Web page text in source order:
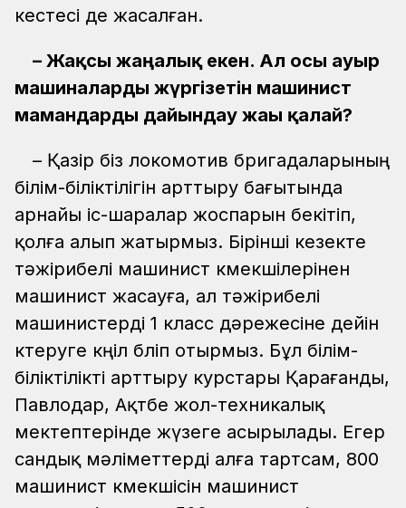
кестесі де жасалған.
– Жақсы жаңалық екен. Ал осы ауыр
машиналарды жүргізетін машинист
мамандарды дайындау жағы қалай?
– Қазір біз локомотив бригадаларының
білім-біліктілігін арттыру бағытында
арнайы іс-шаралар жоспарын бекітіп,
қолға алып жатырмыз. Бірінші кезекте
тәжірибелі машинист көмекшілерінен
машинист жасауға, ал тәжірибелі
машинистерді 1 класс дәрежесіне дейін
көтеруге көңіл бөліп отырмыз. Бұл білім-
біліктілікті арттыру курстары Қарағанды,
Павлодар, Ақтөбе жол-техникалық
мектептерінде жүзеге асырылады. Егер
сандық мәліметтерді алға тартсам, 800
машинист көмекшісін машинист